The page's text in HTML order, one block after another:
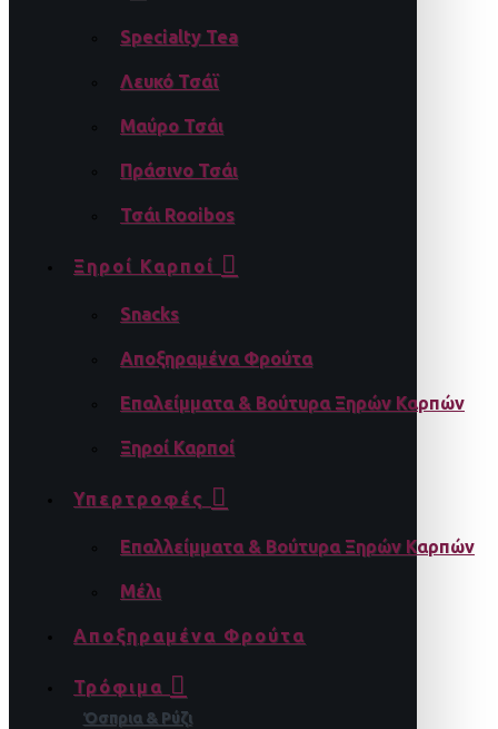
Specialty Tea
Λευκό Τσάϊ
Μαύρο Τσάι
Πράσινο Τσάι
Τσάι Rooibos
Ξηροί Καρποί
Snacks
Αποξηραμένα Φρούτα
Επαλείμματα & Βούτυρα Ξηρών Καρπών
Ξηροί Καρποί
Υπερτροφές
Επαλλείμματα & Βούτυρα Ξηρών Καρπών
Μέλι
Αποξηραμένα Φρούτα
Τρόφιμα
Όσπρια & Ρύζι